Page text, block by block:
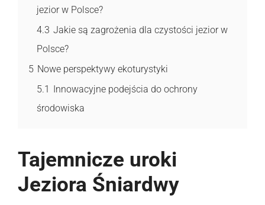
jezior w Polsce?
4.3 Jakie są zagrożenia dla czystości jezior w
Polsce?
5 Nowe perspektywy ekoturystyki
5.1 Innowacyjne podejścia do ochrony
środowiska
Tajemnicze uroki
Jeziora Śniardwy